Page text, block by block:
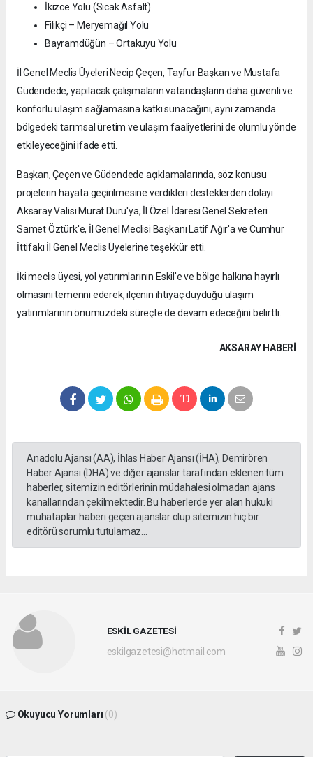
İkizce Yolu (Sıcak Asfalt)
Filikçi – Meryemağıl Yolu
Bayramdüğün – Ortakuyu Yolu
İl Genel Meclis Üyeleri Necip Çeçen, Tayfur Başkan ve Mustafa
Güdendede, yapılacak çalışmaların vatandaşların daha güvenli ve
konforlu ulaşım sağlamasına katkı sunacağını, aynı zamanda
bölgedeki tarımsal üretim ve ulaşım faaliyetlerini de olumlu yönde
etkileyeceğini ifade etti.
Başkan, Çeçen ve Güdendede açıklamalarında, söz konusu
projelerin hayata geçirilmesine verdikleri desteklerden dolayı
Aksaray Valisi Murat Duru'ya, İl Özel İdaresi Genel Sekreteri
Samet Öztürk'e, İl Genel Meclisi Başkanı Latif Ağır'a ve Cumhur
İttifakı İl Genel Meclis Üyelerine teşekkür etti.
İki meclis üyesi, yol yatırımlarının Eskil'e ve bölge halkına hayırlı
olmasını temenni ederek, ilçenin ihtiyaç duyduğu ulaşım
yatırımlarının önümüzdeki süreçte de devam edeceğini belirtti.
AKSARAY HABERİ
Anadolu Ajansı (AA), İhlas Haber Ajansı (İHA), Demirören
Haber Ajansı (DHA) ve diğer ajanslar tarafından eklenen tüm
haberler, sitemizin editörlerinin müdahalesi olmadan ajans
kanallarından çekilmektedir. Bu haberlerde yer alan hukuki
muhataplar haberi geçen ajanslar olup sitemizin hiç bir
editörü sorumlu tutulamaz...
ESKİL GAZETESİ
eskilgazetesi@hotmail.com
Okuyucu Yorumları (0)